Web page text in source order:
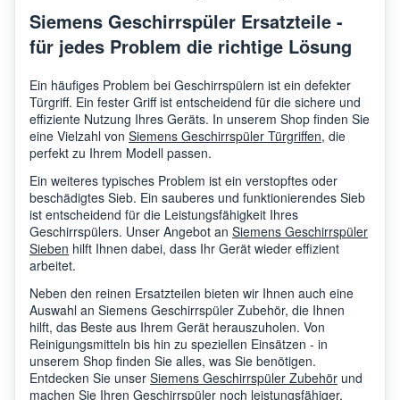
Siemens SN65ZX49CE/08
Siemens
Siemens
Siemens
Siemens
Siemens Geschirrspüler Ersatzteile -
für jedes Problem die richtige Lösung
Ein häufiges Problem bei Geschirrspülern ist ein defekter
Türgriff. Ein fester Griff ist entscheidend für die sichere und
effiziente Nutzung Ihres Geräts. In unserem Shop finden Sie
eine Vielzahl von Siemens Geschirrspüler Türgriffen, die
perfekt zu Ihrem Modell passen.
Ein weiteres typisches Problem ist ein verstopftes oder
beschädigtes Sieb. Ein sauberes und funktionierendes Sieb
ist entscheidend für die Leistungsfähigkeit Ihres
Geschirrspülers. Unser Angebot an Siemens Geschirrspüler
Sieben hilft Ihnen dabei, dass Ihr Gerät wieder effizient
arbeitet.
Neben den reinen Ersatzteilen bieten wir Ihnen auch eine
Auswahl an Siemens Geschirrspüler Zubehör, die Ihnen
hilft, das Beste aus Ihrem Gerät herauszuholen. Von
Reinigungsmitteln bis hin zu speziellen Einsätzen - in
unserem Shop finden Sie alles, was Sie benötigen.
Entdecken Sie unser Siemens Geschirrspüler Zubehör und
machen Sie Ihren Geschirrspüler noch leistungsfähiger.